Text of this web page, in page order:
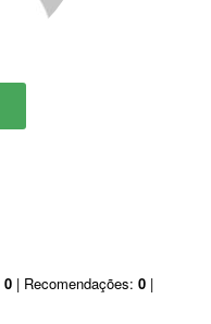
0 | Recomendações: 0 |